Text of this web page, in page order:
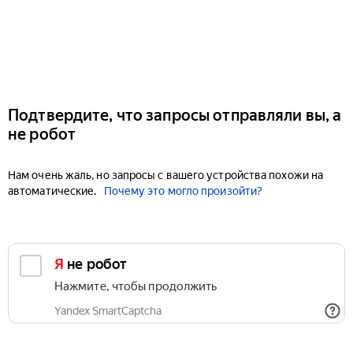
Подтвердите, что запросы отправляли вы, а
не робот
Нам очень жаль, но запросы с вашего устройства похожи на
автоматические.
Почему это могло произойти?
Я не робот
Нажмите, чтобы продолжить
Yandex SmartCaptcha